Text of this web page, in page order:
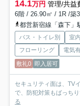
14.1万円 管理/共益
6階 / 26.90㎡ / 1R /築
都営新宿線「森下」
バス・トイレ別 室
フローリング
電気
敷礼0 即入居可
セキュリティ面は、TV
で、防犯対策もばっち
る